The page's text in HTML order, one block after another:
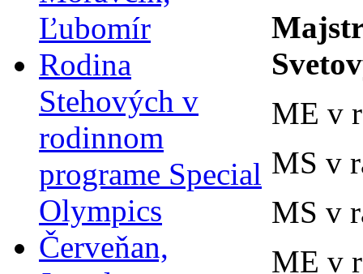
Ľubomír
Rodina
Stehových v
rodinnom
programe Special
Olympics
Červeňan,
ME v
MS v
MS v
ME v